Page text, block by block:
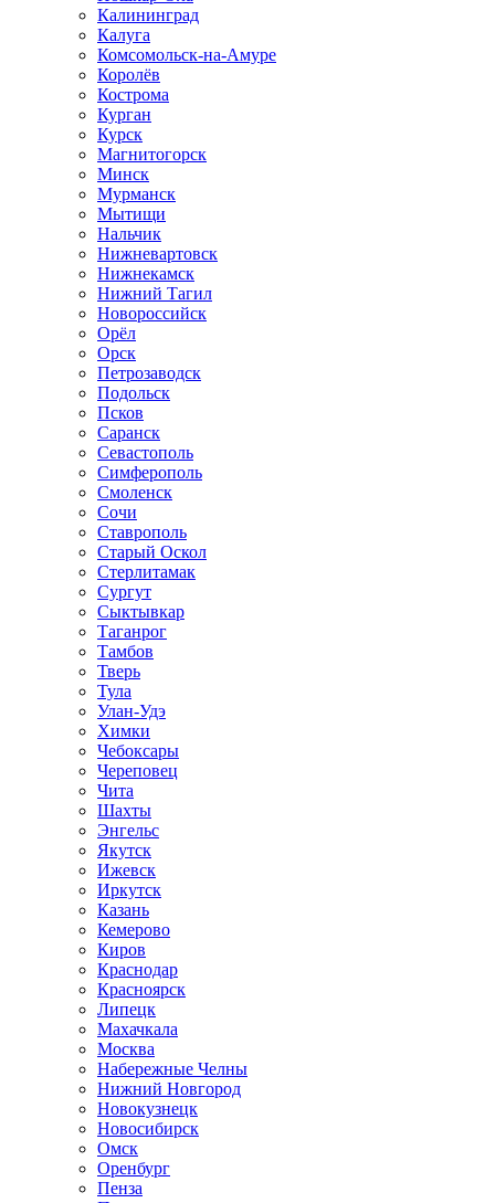
Калининград
Калуга
Комсомольск-на-Амуре
Королёв
Кострома
Курган
Курск
Магнитогорск
Минск
Мурманск
Мытищи
Нальчик
Нижневартовск
Нижнекамск
Нижний Тагил
Новороссийск
Орёл
Орск
Петрозаводск
Подольск
Псков
Саранск
Севастополь
Симферополь
Смоленск
Сочи
Ставрополь
Старый Оскол
Стерлитамак
Сургут
Сыктывкар
Таганрог
Тамбов
Тверь
Тула
Улан-Удэ
Химки
Чебоксары
Череповец
Чита
Шахты
Энгельс
Якутск
Ижевск
Иркутск
Казань
Кемерово
Киров
Краснодар
Красноярск
Липецк
Махачкала
Москва
Набережные Челны
Нижний Новгород
Новокузнецк
Новосибирск
Омск
Оренбург
Пенза